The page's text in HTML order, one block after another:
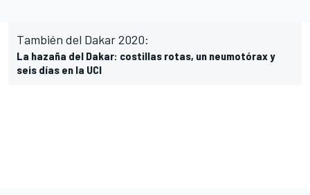
También del Dakar 2020:
La hazaña del Dakar: costillas rotas, un neumotórax y
seis días en la UCI